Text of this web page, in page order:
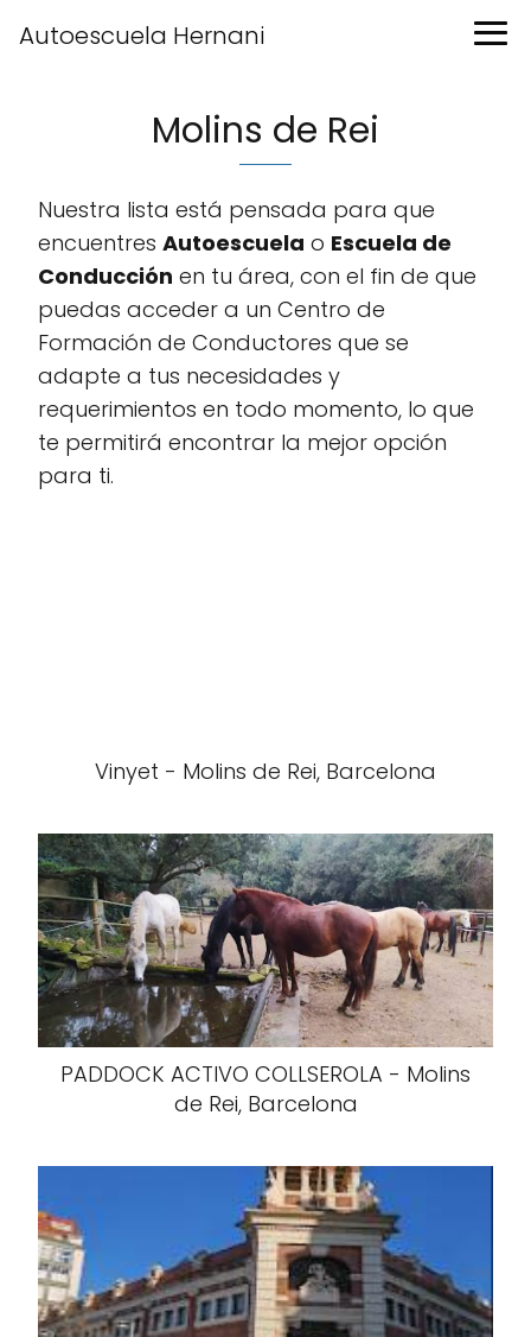
Autoescuela Hernani
Molins de Rei
Nuestra lista está pensada para que
encuentres Autoescuela o Escuela de
Conducción en tu área, con el fin de que
puedas acceder a un Centro de
Formación de Conductores que se
adapte a tus necesidades y
requerimientos en todo momento, lo que
te permitirá encontrar la mejor opción
para ti.
Vinyet - Molins de Rei, Barcelona
PADDOCK ACTIVO COLLSEROLA - Molins
de Rei, Barcelona